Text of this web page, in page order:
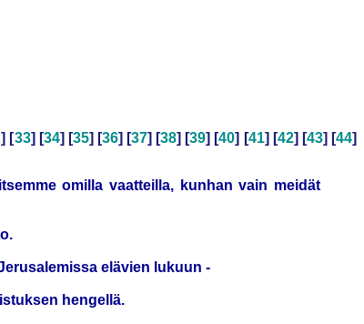
] [33] [34] [35] [36] [37] [38] [39] [40] [41] [42] [43] [44]
omilla vaatteilla, kunhan vain meidät
elävien lukuun -
hengellä.